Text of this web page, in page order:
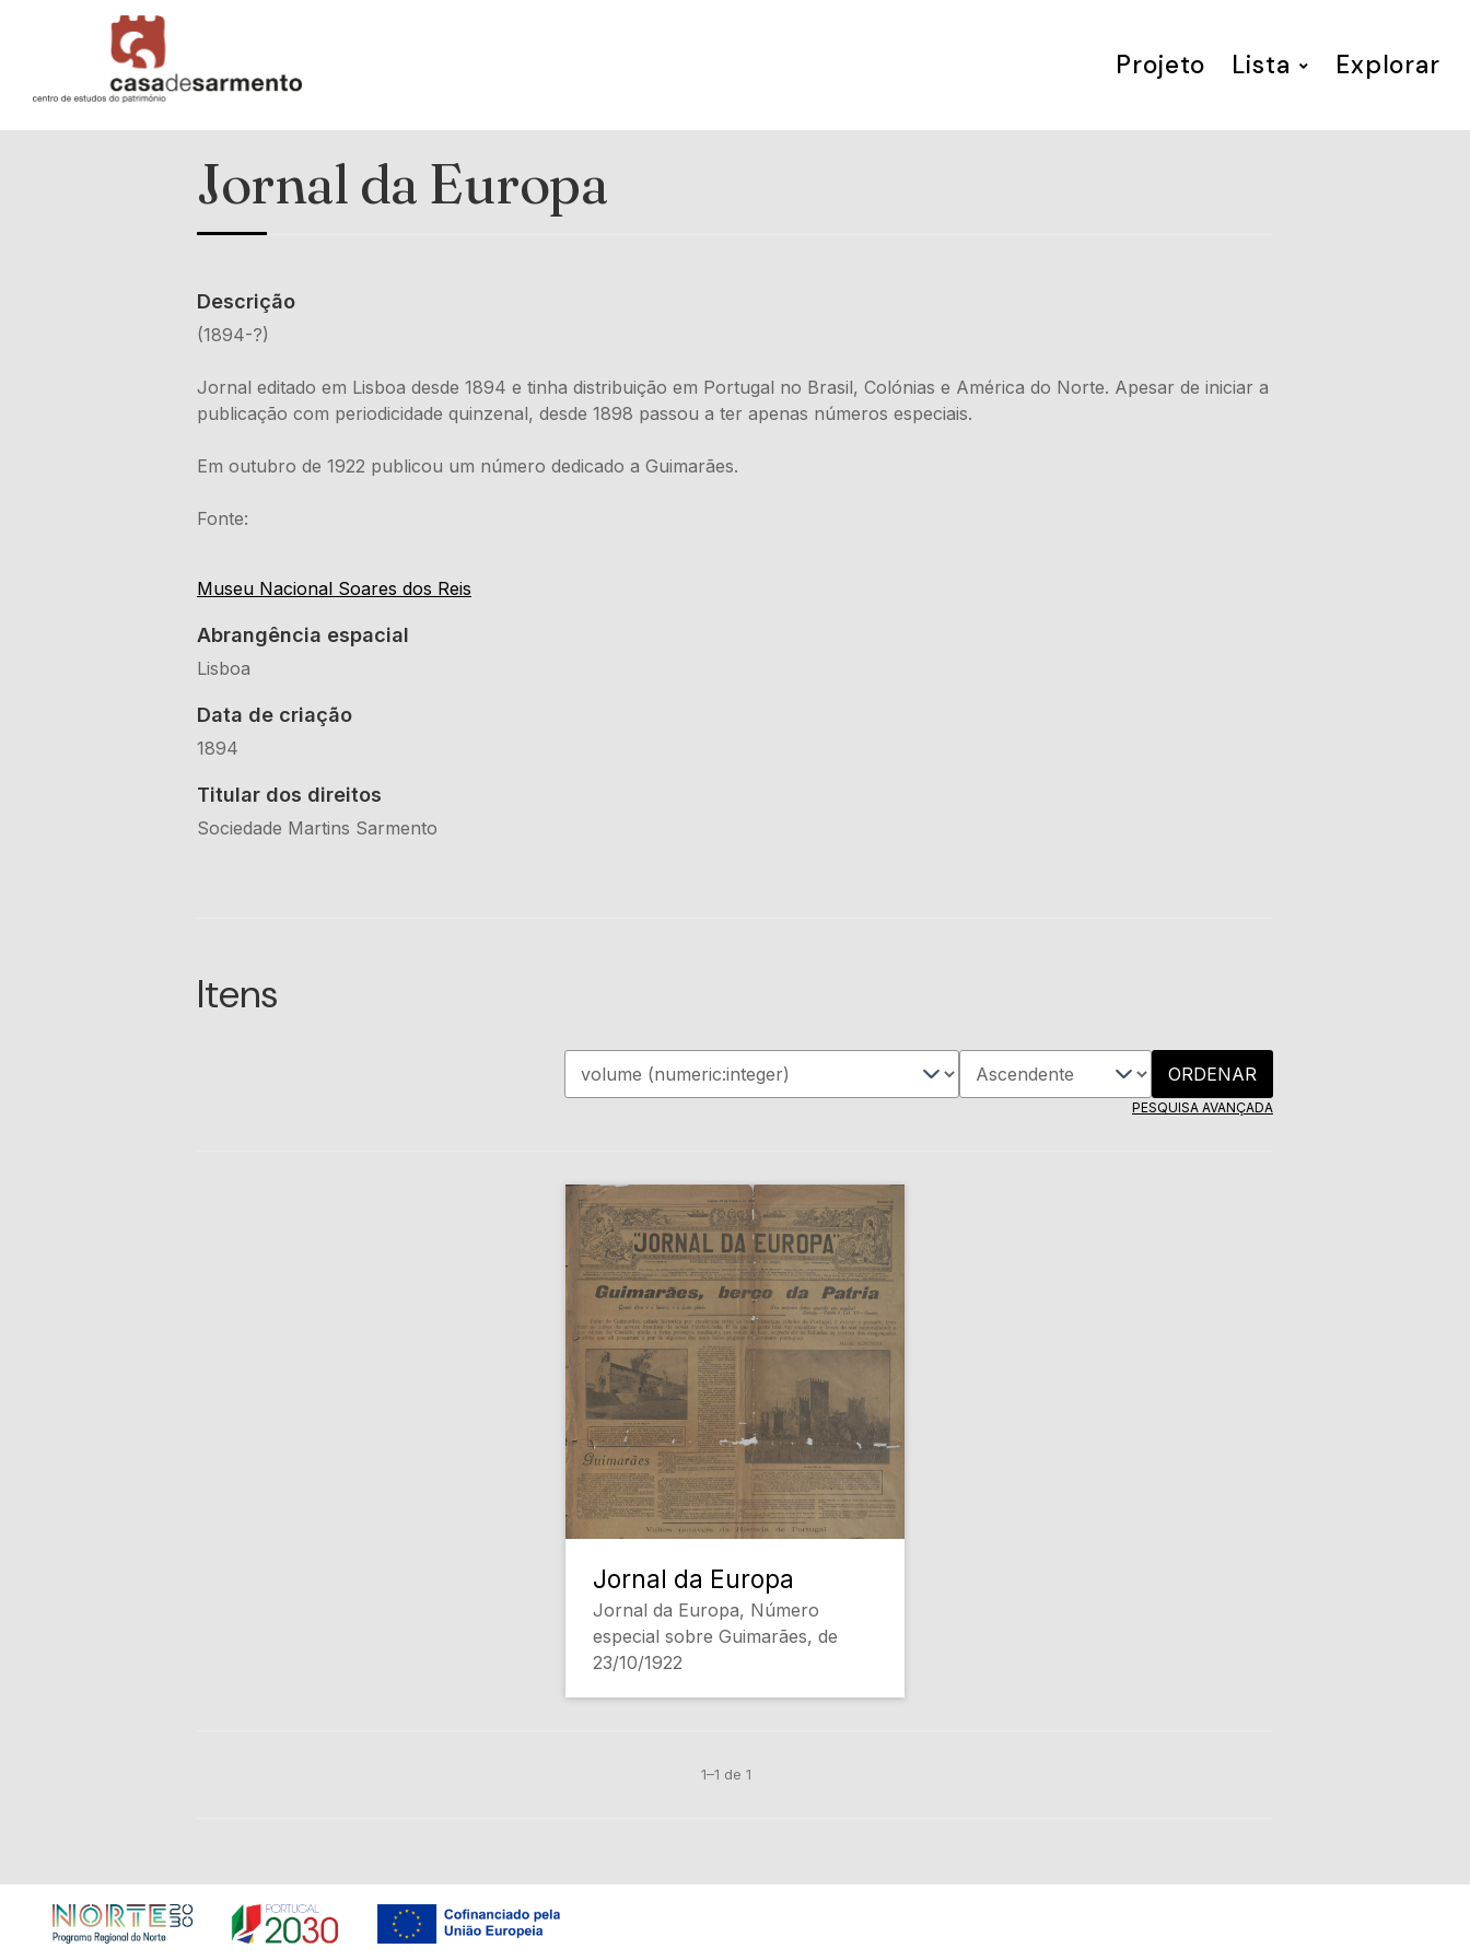
Projeto Lista Explorar
Jornal da Europa
Descrição
(1894-?)
Jornal editado em Lisboa desde 1894 e tinha distribuição em Portugal no Brasil, Colónias e América do Norte. Apesar de iniciar a
publicação com periodicidade quinzenal, desde 1898 passou a ter apenas números especiais.
Em outubro de 1922 publicou um número dedicado a Guimarães.
Fonte:
Museu Nacional Soares dos Reis
Abrangência espacial
Lisboa
Data de criação
1894
Titular dos direitos
Sociedade Martins Sarmento
Itens
ORDENAR
PESQUISA AVANÇADA
Jornal da Europa
Jornal da Europa, Número
especial sobre Guimarães, de
23/10/1922
1–1 de 1